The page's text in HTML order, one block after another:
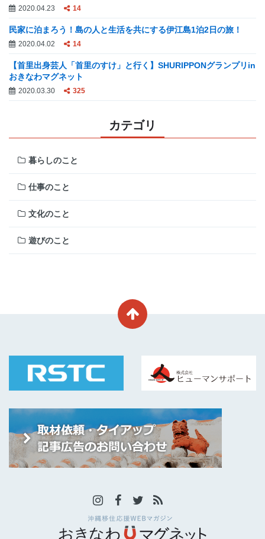
2020.04.23 14
民家に泊まろう！島の人と生活を共にする伊江島1泊2日の旅！
2020.04.02 14
【首里出身芸人「首里のすけ」と行く】SHURIPPONグランプリin
おきなわマグネット
2020.03.30 325
カテゴリ
暮らしのこと
仕事のこと
文化のこと
遊びのこと